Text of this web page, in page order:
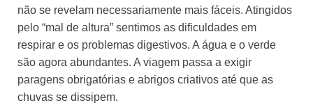
não se revelam necessariamente mais fáceis. Atingidos
pelo “mal de altura” sentimos as dificuldades em
respirar e os problemas digestivos. A água e o verde
são agora abundantes. A viagem passa a exigir
paragens obrigatórias e abrigos criativos até que as
chuvas se dissipem.